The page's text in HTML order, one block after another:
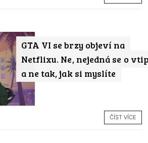
GTA VI se brzy objeví na
Netflixu. Ne, nejedná se o
a ne tak, jak si myslíte
ČÍST VÍCE